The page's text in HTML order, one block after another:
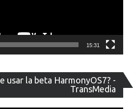
15:31
usar la beta HarmonyOS7? -
TransMedia
de